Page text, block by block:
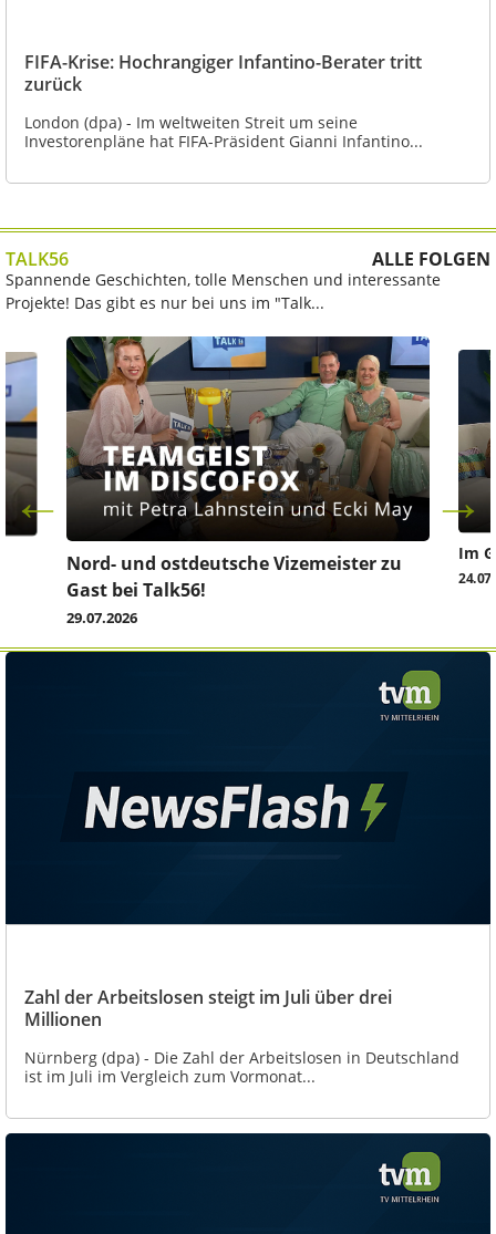
FIFA-Krise: Hochrangiger Infantino-Berater tritt
zurück
London (dpa) - Im weltweiten Streit um seine
Investorenpläne hat FIFA-Präsident Gianni Infantino...
TALK56 ALLE FOLGEN
Spannende Geschichten, tolle Menschen und interessante
Projekte! Das gibt es nur bei uns im "Talk...
Nord- und ostdeutsche Vizemeister zu
Gast bei Talk56!
29.07.2026
Im
Zahl der Arbeitslosen steigt im Juli über drei
Millionen
Nürnberg (dpa) - Die Zahl der Arbeitslosen in Deutschland
ist im Juli im Vergleich zum Vormonat...